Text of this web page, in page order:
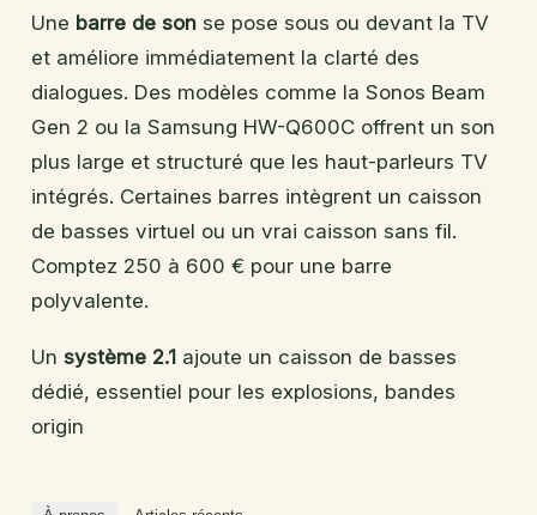
Une barre de son se pose sous ou devant la TV
et améliore immédiatement la clarté des
dialogues. Des modèles comme la Sonos Beam
Gen 2 ou la Samsung HW-Q600C offrent un son
plus large et structuré que les haut-parleurs TV
intégrés. Certaines barres intègrent un caisson
de basses virtuel ou un vrai caisson sans fil.
Comptez 250 à 600 € pour une barre
polyvalente.
Un système 2.1 ajoute un caisson de basses
dédié, essentiel pour les explosions, bandes
origin